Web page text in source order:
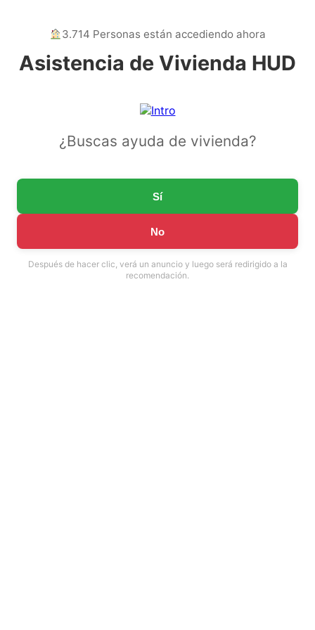
3.714 Personas están accediendo ahora
Asistencia de Vivienda HUD
¿Buscas ayuda de vivienda?
Sí
No
Después de hacer clic, verá un anuncio y luego será redirigido a la
recomendación.